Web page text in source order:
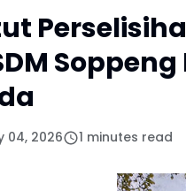
04, 2026 1 minutes read